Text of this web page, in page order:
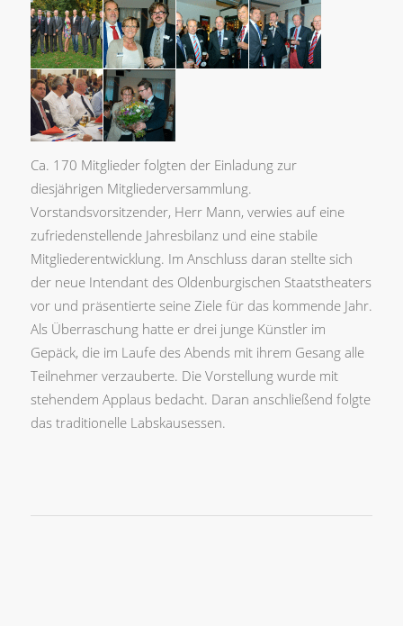
Ca. 170 Mitglieder folgten der Einladung zur
diesjährigen Mitgliederversammlung.
Vorstandsvorsitzender, Herr Mann, verwies auf eine
zufriedenstellende Jahresbilanz und eine stabile
Mitgliederentwicklung. Im Anschluss daran stellte sich
der neue Intendant des Oldenburgischen Staatstheaters
vor und präsentierte seine Ziele für das kommende Jahr.
Als Überraschung hatte er drei junge Künstler im
Gepäck, die im Laufe des Abends mit ihrem Gesang alle
Teilnehmer verzauberte. Die Vorstellung wurde mit
stehendem Applaus bedacht. Daran anschließend folgte
das traditionelle Labskausessen.